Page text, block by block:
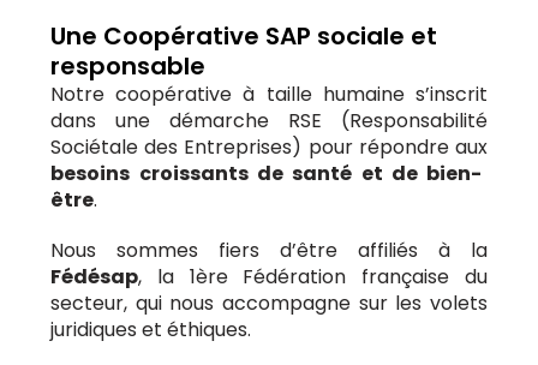
Une Coopérative SAP sociale et
responsable
Notre coopérative à taille humaine s’inscrit
dans une démarche RSE (Responsabilité
Sociétale des Entreprises) pour répondre aux
besoins croissants de santé et de bien-
être.
Nous sommes fiers d’être affiliés à la
Fédésap, la 1ère Fédération française du
secteur, qui nous accompagne sur les volets
juridiques et éthiques.